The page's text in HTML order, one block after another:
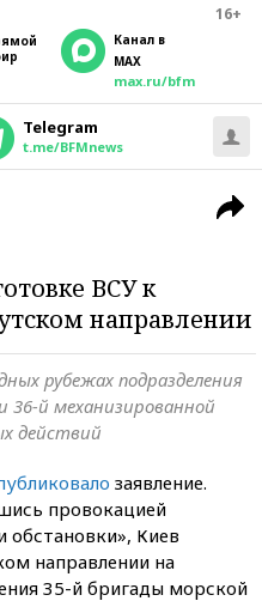
16+
Канал в
MAX
max.ru/bfm
Telegram
t.me/BFMnews
ВСУ к
направлении
рубежах подразделения
36-й механизированной
действий
заявление.
провокацией
обстановки», Киев
направлении на
35-й бригады морской